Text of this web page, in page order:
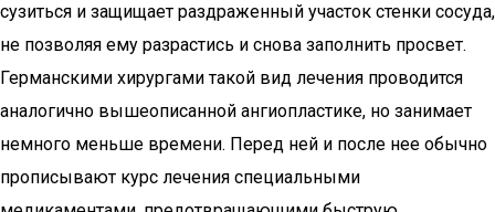
сузиться и защищает раздраженный участок стенки сосуда,
не позволяя ему разрастись и снова заполнить просвет.
Германскими хирургами такой вид лечения проводится
аналогично вышеописанной ангиопластике, но занимает
немного меньше времени. Перед ней и после нее обычно
прописывают курс лечения специальными